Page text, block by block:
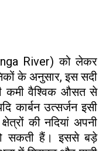
River) को लेकर
के अनुसार, इस सदी
कमी वैश्विक औसत से
कार्बन उत्सर्जन इसी
की नदियां अपनी
सकती हैं। इससे बड़े